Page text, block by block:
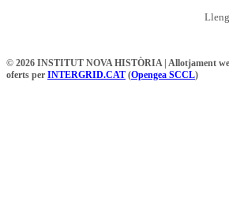
© 2026 INSTITUT NOVA HISTÒRIA | Allotjament
oferts per INTERGRID.CAT (Opengea SCCL)